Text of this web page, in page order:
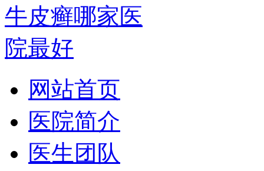
网站首页
医院简介
医生团队